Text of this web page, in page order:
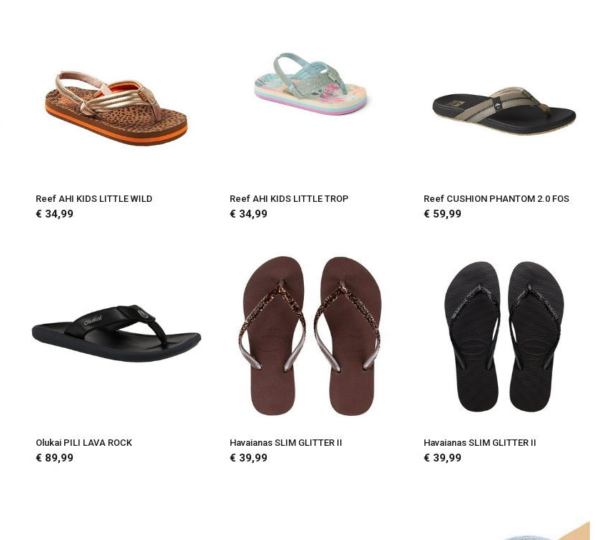
Reef AHI KIDS LITTLE WILD
€ 34,99
Reef AHI KIDS LITTLE TROP
€ 34,99
Reef CUSHION PHANTOM 2.0 FOS
€ 59,99
Olukai PILI LAVA ROCK
€ 89,99
Havaianas SLIM GLITTER II
€ 39,99
Havaianas SLIM GLITTER II
€ 39,99